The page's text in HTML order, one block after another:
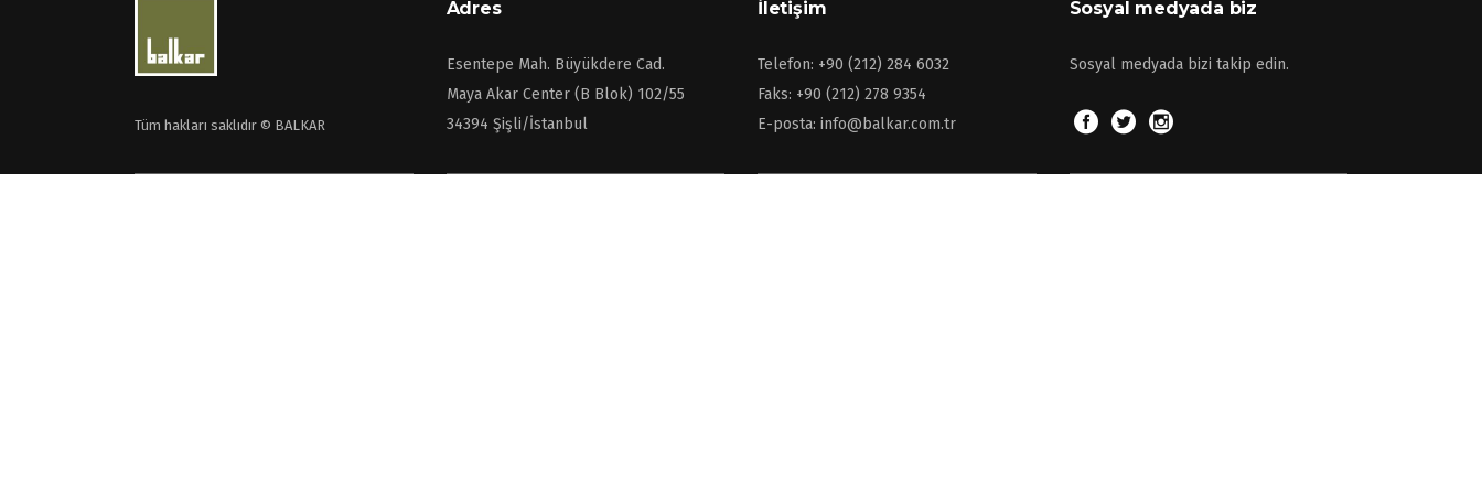
Tüm hakları saklıdır © BALKAR
Adres
Esentepe Mah. Büyükdere Cad.
Maya Akar Center (B Blok) 102/55
34394 Şişli/İstanbul
İletişim
Telefon: +90 (212) 284 6032
Faks: +90 (212) 278 9354
E-posta: info@balkar.com.tr
Sosyal medyada biz
Sosyal medyada bizi takip edin.